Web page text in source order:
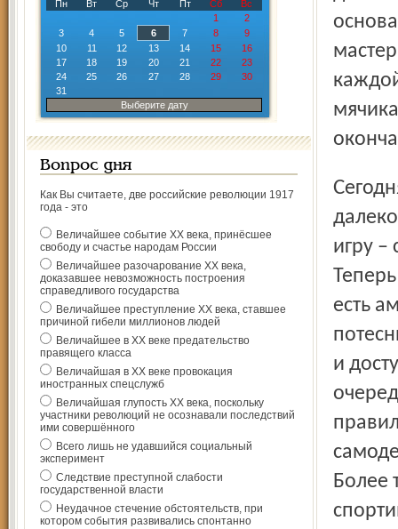
Пн
Вт Ср Чт Пт Сб
Вс
1
2
3
4 5 6 7 8
9
10
11 12 13 14 15
16
17
18 19 20 21 22
23
24
25 26 27 28 29
30
31
Выберите дату
Вопрос дня
Как Вы считаете, две российские революции 1917
года - это
Величайшее событие ХХ века, принёсшее
свободу и счастье народам России
Величайшее разочарование ХХ века,
доказавшее невозможность построения
справедливого государства
Величайшее преступление ХХ века, ставшее
причиной гибели миллионов людей
Величайшее в ХХ веке предательство
правящего класса
Величайшая в ХХ веке провокация
иностранных спецслужб
Величайшая глупость ХХ века, поскольку
участники революций не осознавали последствий
ими совершённого
Всего лишь не удавшийся социальный
эксперимент
Следствие преступной слабости
государственной власти
Неудачное стечение обстоятельств, при
котором события развивались спонтанно
Сегодняшняя лапта ушла от своей прародительницы зело
игру
есть
и
Более